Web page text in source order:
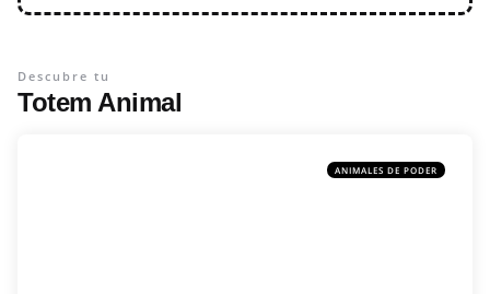
Totem Animal
Descubre tu
ANIMALES DE PODER